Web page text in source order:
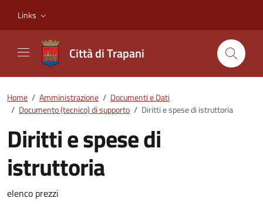
Links
Città di Trapani
Home / Amministrazione / Documenti e Dati
/ Documento (tecnico) di supporto / Diritti e spese di istruttoria
Diritti e spese di
istruttoria
Dettagli del documento
elenco prezzi